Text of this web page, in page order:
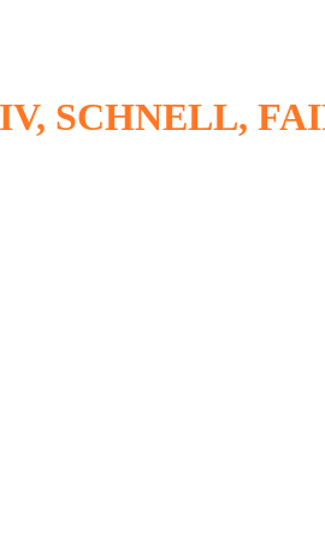
SCHNELL,